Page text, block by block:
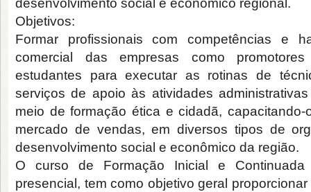
Objetivos:
Formar profissionais com competências e
comercial das empresas como
estudantes para executar as rotinas de
serviços de apoio às atividades
meio de formação ética e cidadã,
mercado de vendas, em diversos tipos de
desenvolvimento social e econômico da região.
O curso de Formação Inicial e
presencial, tem como objetivo geral